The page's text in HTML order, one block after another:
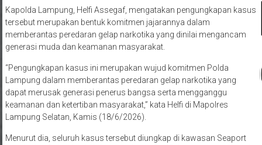
tersebut merupakan bentuk komitmen jajarannya dalam
memberantas peredaran gelap narkotika yang dinilai mengancam
generasi muda dan keamanan masyarakat.
Lampung dalam memberantas peredaran gelap narkotika yang
dapat merusak generasi penerus bangsa serta mengganggu
keamanan dan ketertiban masyarakat,” kata Helfi di Mapolres
Lampung Selatan, Kamis (18/6/2026).
Interdiction Bakauheni, Kabupaten Lampung Selatan, yang selama ini